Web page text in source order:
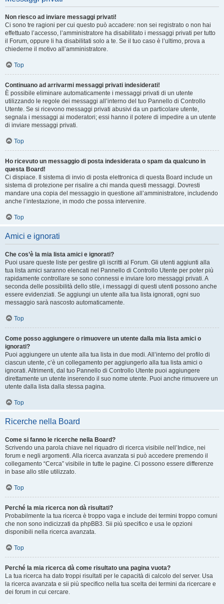
Non riesco ad inviare messaggi privati!
Ci sono tre ragioni per cui questo può accadere: non sei registrato o non hai
effettuato l’accesso, l’amministratore ha disabilitato i messaggi privati per tutto
il Forum, oppure li ha disabilitati solo a te. Se il tuo caso è l’ultimo, prova a
chiederne il motivo all’amministratore.
Top
Continuano ad arrivarmi messaggi privati indesiderati!
È possibile eliminare automaticamente i messaggi privati ​​di un utente
utilizzando le regole dei messaggi all’interno del tuo Pannello di Controllo
Utente. Se si ricevono messaggi privati ​​abusivi da un particolare utente,
segnala i messaggi ai moderatori; essi hanno il potere di impedire a un utente
di inviare messaggi privati​​.
Top
Ho ricevuto un messaggio di posta indesiderata o spam da qualcuno in
questa Board!
Ci dispiace. Il sistema di invio di posta elettronica di questa Board include un
sistema di protezione per risalire a chi manda questi messaggi. Dovresti
mandare una copia del messaggio in questione all’amministratore, includendo
anche l’intestazione, in modo che possa intervenire.
Top
Amici e ignorati
Che cos’è la mia lista amici e ignorati?
Puoi usare queste liste per gestire gli iscritti al Forum. Gli utenti aggiunti alla
tua lista amici saranno elencati nel Pannello di Controllo Utente per poter più
rapidamente controllare se sono connessi e inviare loro messaggi privati. A
seconda delle possibilità dello stile, i messaggi di questi utenti possono anche
essere evidenziati. Se aggiungi un utente alla tua lista ignorati, ogni suo
messaggio sarà nascosto automaticamente.
Top
Come posso aggiungere o rimuovere un utente dalla mia lista amici o
ignorati?
Puoi aggiungere un utente alla tua lista in due modi. All’interno del profilo di
ciascun utente, c’è un collegamento per aggiungerlo alla tua lista amici o
ignorati. Altrimenti, dal tuo Pannello di Controllo Utente puoi aggiungere
direttamente un utente inserendo il suo nome utente. Puoi anche rimuovere un
utente dalla lista dalla stessa pagina.
Top
Ricerche nella Board
Come si fanno le ricerche nella Board?
Scrivendo una parola chiave nel riquadro di ricerca visibile nell’Indice, nei
forum e negli argomenti. Alla ricerca avanzata si può accedere premendo il
collegamento “Cerca” visibile in tutte le pagine. Ci possono essere differenze
in base allo stile utilizzato.
Top
Perché la mia ricerca non dà risultati?
Probabilmente la tua ricerca è troppo vaga e include dei termini troppo comuni
che non sono indicizzati da phpBB3. Sii più specifico e usa le opzioni
disponibili nella ricerca avanzata.
Top
Perché la mia ricerca dà come risultato una pagina vuota?
La tua ricerca ha dato troppi risultati per le capacità di calcolo del server. Usa
la ricerca avanzata e sii più specifico nella tua scelta dei termini da ricercare e
dei forum in cui cercare.